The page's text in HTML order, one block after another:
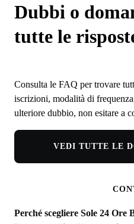
Dubbi o
tutte le
Consulta le FAQ per trovare
iscrizioni, modalità di
ulteriore dubbio, non esitare a
VEDI TUTTE LE
Perché scegliere Sole 24 Ore